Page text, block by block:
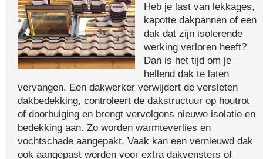
Heb je last van lekkages,
kapotte dakpannen of een
dak dat zijn isolerende
werking verloren heeft?
Dan is het tijd om je
hellend dak te laten
vervangen. Een dakwerker verwijdert de versleten
dakbedekking, controleert de dakstructuur op houtrot
of doorbuiging en brengt vervolgens nieuwe isolatie en
bedekking aan. Zo worden warmteverlies en
vochtschade aangepakt. Vaak kan een vernieuwd dak
ook aangepast worden voor extra dakvensters of